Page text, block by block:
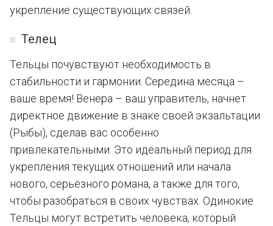
укрепление существующих связей.
Телец
Тельцы почувствуют необходимость в
стабильности и гармонии. Середина месяца –
ваше время! Венера – ваш управитель, начнет
директное движение в знаке своей экзальтации
(Рыбы), сделав вас особенно
привлекательными. Это идеальный период для
укрепления текущих отношений или начала
нового, серьёзного романа, а также для того,
чтобы разобраться в своих чувствах. Одинокие
Тельцы могут встретить человека, который